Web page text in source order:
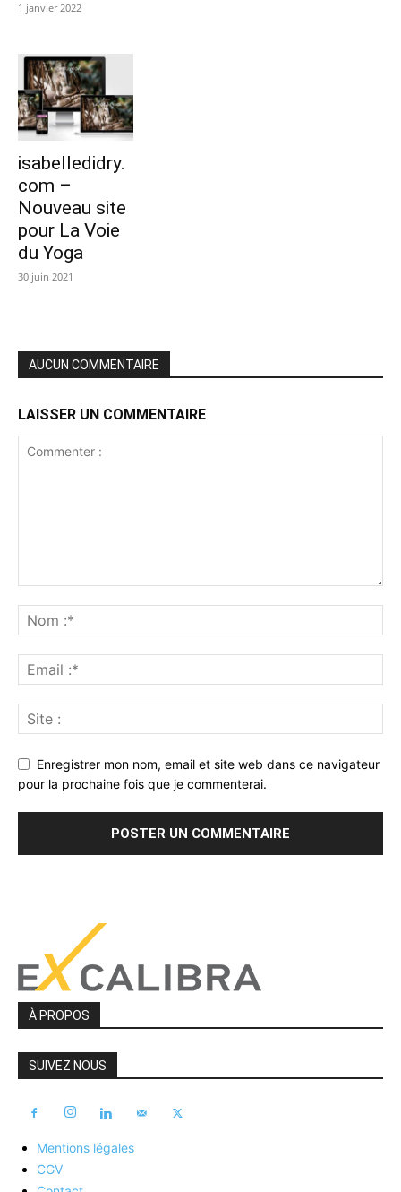
1 janvier 2022
isabelledidry.
com –
Nouveau site
pour La Voie
du Yoga
30 juin 2021
AUCUN COMMENTAIRE
LAISSER UN COMMENTAIRE
Enregistrer mon nom, email et site web dans ce navigateur
pour la prochaine fois que je commenterai.
À PROPOS
SUIVEZ NOUS
Mentions légales
CGV